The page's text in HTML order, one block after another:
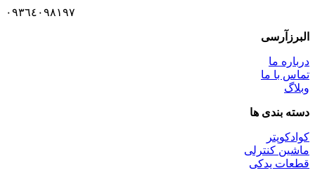
٠٩٣٦٤٠٩٨١٩٧
البرزآرسی
درباره ما
تماس با ما
وبلاگ
دسته بندی ها
کوادکوپتر
ماشین کنترلی
قطعات یدکی